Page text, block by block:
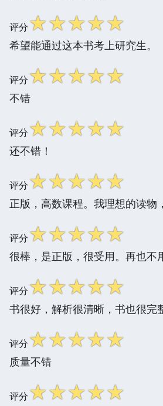
评分☆☆☆☆☆
希望能通过这本书考上研究生。
评分☆☆☆☆☆
不错
评分☆☆☆☆☆
还不错！
评分☆☆☆☆☆
正版，高数课程。我理想的读物
评分☆☆☆☆☆
很棒，是正版，很受用。再也不
评分☆☆☆☆☆
书很好，解析很清晰，书也很
评分☆☆☆☆☆
质量不错
评分☆☆☆☆☆